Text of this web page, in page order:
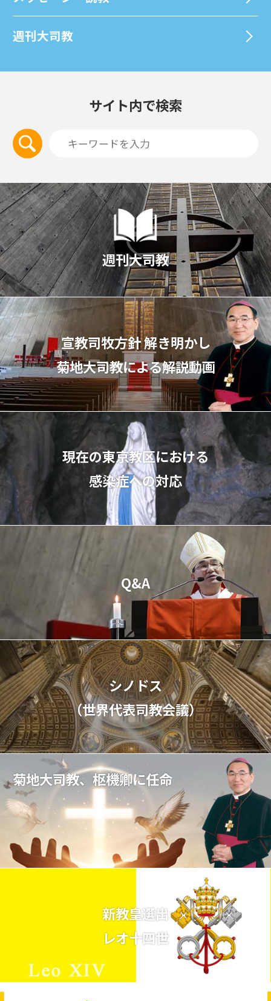
週刊⼤司教
サイト内で検索
週刊大司教
宣教司牧⽅針 解き明かし
菊地⼤司教による解説動画
現在の東京教区における
感染症への対応
Q&A
シノドス
（世界代表司教会議）
菊地大司教、枢機卿に任命
新教皇選出
レオ十四世